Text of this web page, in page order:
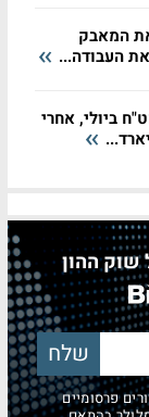
המאבק
העבודה...
ביולי, אחרי
שוק ההון
פרסומיים